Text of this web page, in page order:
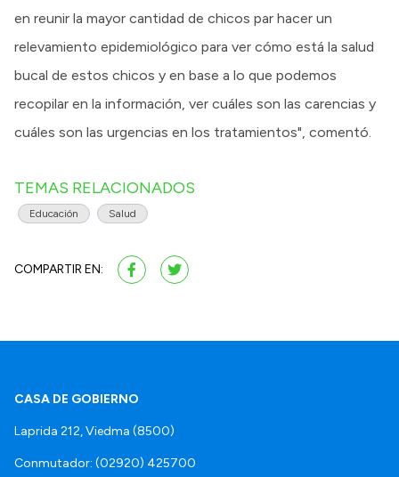
en reunir la mayor cantidad de chicos par hacer un
relevamiento epidemiológico para ver cómo está la salud
bucal de estos chicos y en base a lo que podemos
recopilar en la información, ver cuáles son las carencias y
cuáles son las urgencias en los tratamientos", comentó.
TEMAS RELACIONADOS
Educación Salud
COMPARTIR EN:
CASA DE GOBIERNO
Laprida 212, Viedma (8500)
Conmutador: (02920) 425700